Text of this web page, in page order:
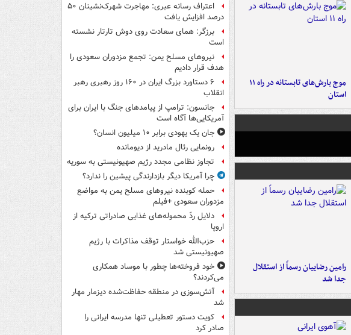
موج بارش‌های تابستانه در راه ۱۱
استان
رامین رضاییان رسماً از استقلال
جدا شد
اعتراف رسانه عبری: مهاجرت شهرک‌نشینان ۵۰
درصد افزایش یافت
برزگر: همای سعادت روی دوش تارتار نشسته
است
نیروهای مسلح یمن: تجمع مزدوران سعودی را
هدف قرار دادیم
۶ دستاورد بزرگ ایران در ۱۶۰ روز رهبری رهبر
انقلاب
جانسون: ترامپ از پیامدهای جنگ با ایران برای
آمریکایی‌ها آگاه است
جان یک یهودی برابر ۱۰ میلیون انسان؟
رونمایی رئال مادرید از دیومانده
تجاوز نظامی مجدد رژیم صهیونیستی به سوریه
چرا آمریکا دیگر بازدارندگی پیشین را ندارد؟
حمله کوبنده نیروهای مسلح یمن به مواضع
مزدوران سعودی +فیلم
دلایل ردّ محموله‌های غذایی صادراتی ترکیه از
اروپا
حزب‌الله خواستار توقف مذاکرات با رژیم
صهیونیستی شد
خود فروخته‌ها چطور با موساد همکاری
می‌کردند؟
آتش‌سوزی در منطقه حفاظت‌شده دیزمار مهار
شد
کویت دستور تعطیلی تنها مدرسه ایرانی را
صادر کرد